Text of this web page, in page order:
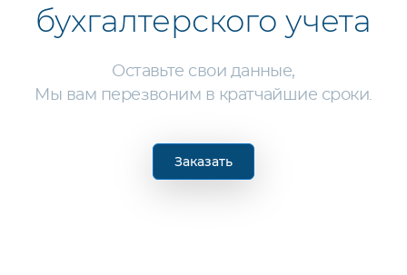
бухгалтерского учета
Оставьте свои данные,
Мы вам перезвоним в кратчайшие сроки.
Заказать